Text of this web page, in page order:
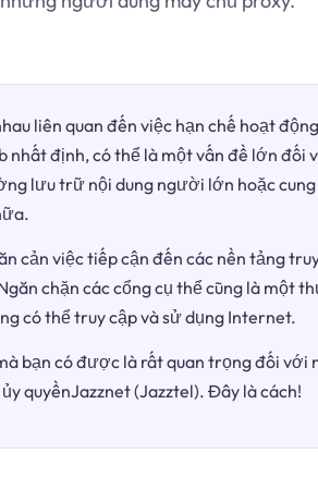
liên quan đến việc hạn chế hoạt
nhất định, có thể là một vấn đề lớn đối
lưu trữ nội dung người lớn hoặc
cản việc tiếp cận đến các nền tảng
chặn các cổng cụ thể cũng là một
có thể truy cập và sử dụng Internet.
bạn có được là rất quan trọng đối với
quyềnJazznet (Jazztel). Đây là cách!